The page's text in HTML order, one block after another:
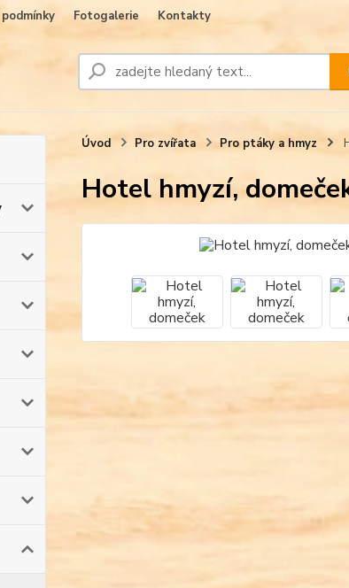
Fotogalerie Kontakty
Úvod Pro zvířata Pro ptáky a hmyz
Hotel hmyzí,